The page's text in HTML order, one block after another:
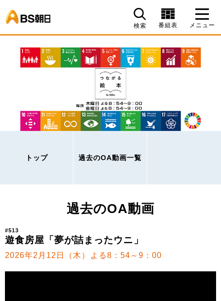
検索 番組表 メニュー
トップ 過去のOA動画一覧
過去のOA動画
#513
遊食房屋「夢が詰まったウニ」
2026年2月12日（木）よる8：54～9：00